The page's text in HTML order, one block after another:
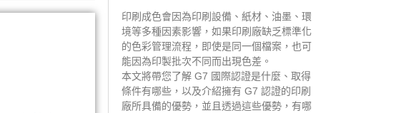
印刷成色會因為印刷設備、紙材、油墨、環
境等多種因素影響，如果印刷廠缺乏標準化
的色彩管理流程，即使是同一個檔案，也可
能因為印製批次不同而出現色差。
本文將帶您了解 G7 國際認證是什麼、取得
條件有哪些，以及介紹擁有 G7 認證的印刷
廠所具備的優勢，並且透過這些優勢，有哪